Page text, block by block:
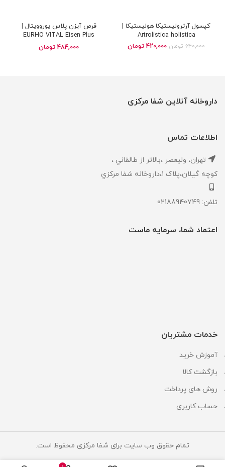
کپسول آرترولیستیکا هولیستیکا |
Artrolistica holistica
640,000 تومان 420,000 تومان
قرص آیزن پلاس یوروویتال |
EURHO VITAL Eisen Plus
484,000 تومان
داروخانه آنلاین شفا مرکزی
اطلاعات تماس
تهران، ‎وليعصر ،بالاتر از طالقاني ،
كوچه گيلان،پلاک ۱،داروخانه شفا مركزي
تلفن: 02188940749
اعتماد شما، سرمایه ماست
خدمات مشتریان
آموزش خرید
بازگشت کالا
روش های پرداخت
حساب کاربری
تمام حقوق وب سایت برای شفا مرکزی محفوظ است.